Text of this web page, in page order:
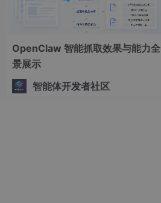
OpenClaw 智能抓取效果与能力全
景展示
智能体开发者社区